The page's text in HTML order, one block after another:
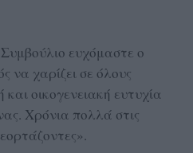
ευχόμαστε ο
να χαρίζει σε όλους
οικογενειακή ευτυχία
Χρόνια πολλά στις